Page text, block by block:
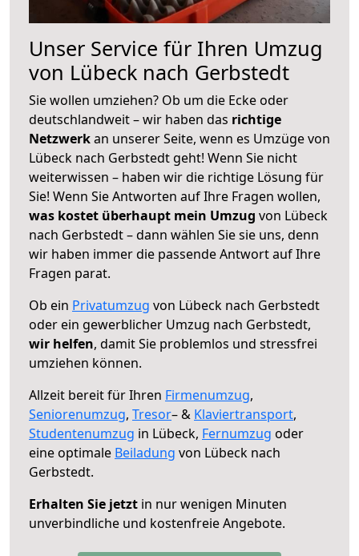
Unser Service für Ihren Umzug
von Lübeck nach Gerbstedt
Sie wollen umziehen? Ob um die Ecke oder
deutschlandweit – wir haben das richtige
Netzwerkan unserer Seite, wenn es Umzüge von
Lübeck nach Gerbstedt geht! Wenn Sie nicht
weiterwissen – haben wir die richtige Lösung für
Sie! Wenn Sie Antworten auf Ihre Fragen wollen,
was kostet überhaupt mein Umzug von Lübeck
nach Gerbstedt – dann wählen Sie sie uns, denn
wir haben immer die passende Antwort auf Ihre
Fragen parat.
Ob ein Privatumzug von Lübeck nach Gerbstedt
oder ein gewerblicher Umzug nach Gerbstedt,
wir helfen, damit Sie problemlos und stressfrei
umziehen können.
Allzeit bereit für Ihren Firmenumzug,
Seniorenumzug, Tresor– & Klaviertransport,
Studentenumzug in Lübeck, Fernumzug oder
eine optimale Beiladung von Lübeck nach
Gerbstedt.
Erhalten Sie jetzt in nur wenigen Minuten
unverbindliche und kostenfreie Angebote.